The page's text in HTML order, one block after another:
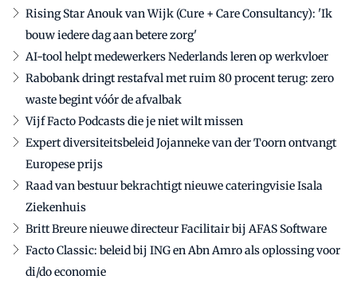
Rising Star Anouk van Wijk (Cure + Care Consultancy): 'Ik
bouw iedere dag aan betere zorg'
AI-tool helpt medewerkers Nederlands leren op werkvloer
Rabobank dringt restafval met ruim 80 procent terug: zero
waste begint vóór de afvalbak
Vijf Facto Podcasts die je niet wilt missen
Expert diversiteitsbeleid Jojanneke van der Toorn ontvangt
Europese prijs
Raad van bestuur bekrachtigt nieuwe cateringvisie Isala
Ziekenhuis
Britt Breure nieuwe directeur Facilitair bij AFAS Software
Facto Classic: beleid bij ING en Abn Amro als oplossing voor
di/do economie